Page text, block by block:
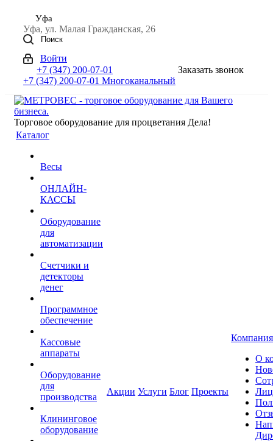
Уфа
Уфа, ул. Малая Гражданская, 26
Поиск
Войти
+7 (347) 200-07-01
+7 (347) 200-07-01 Многоканальный
Заказать звонок
Торговое оборудование для процветания Дела!
Каталог
Весы
ОНЛАЙН-
КАССЫ
Оборудование
для
автоматизации
Счетчики и
детекторы
денег
Программное
обеспечение
Кассовые
аппараты
Оборудование
для
производства
Клининговое
оборудование
Акции Услуги Блог Проекты
Компания
О